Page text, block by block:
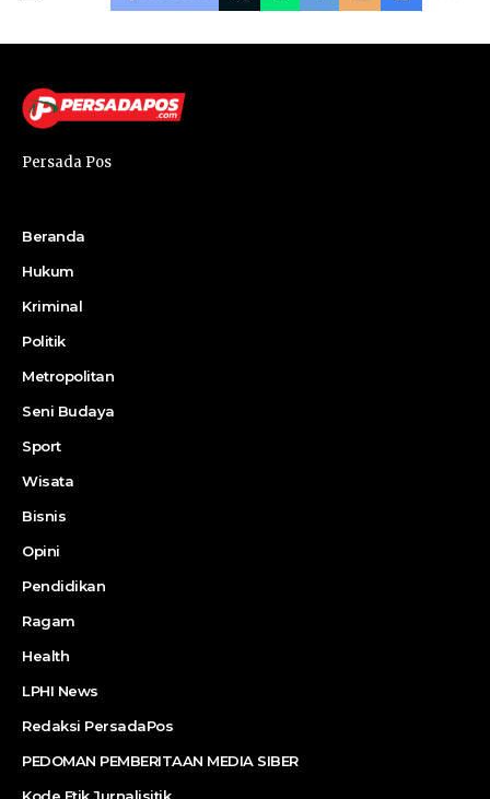
Persada Pos
Beranda
Hukum
Kriminal
Politik
Metropolitan
Seni Budaya
Sport
Wisata
Bisnis
Opini
Pendidikan
Ragam
Health
LPHI News
Redaksi PersadaPos
PEDOMAN PEMBERITAAN MEDIA SIBER